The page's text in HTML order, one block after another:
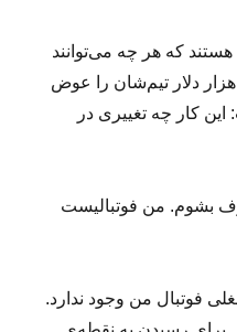
هستند که هر چه می‌توانند
هزار دلار تیم‌شان را عوض
کار چه تغییری در
بشوم. من فوتبالیست
فوتبال من وجود ندارد.